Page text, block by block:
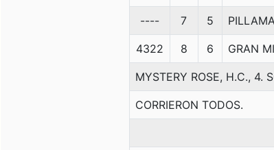
---- 7 5
4322 8 6 GRAN
MYSTERY ROSE, H.C., 4.
CORRIERON TODOS.